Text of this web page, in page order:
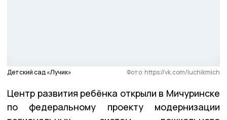
Детский сад «Лучик» Фото: https://vk.com/luchikmich
Центр развития ребёнка открыли в Мичуринске
по федеральному проекту модернизации